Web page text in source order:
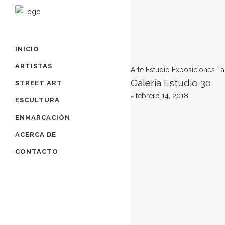
INICIO
ARTISTAS
STREET ART
ESCULTURA
ENMARCACIÓN
ACERCA DE
CONTACTO
Arte Estudio Exposiciones
Galería Estudio 30
febrero 14, 2018